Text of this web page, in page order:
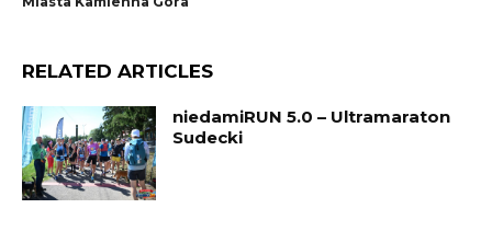
RELATED ARTICLES
niedamiRUN 5.0 – Ultramaraton
Sudecki